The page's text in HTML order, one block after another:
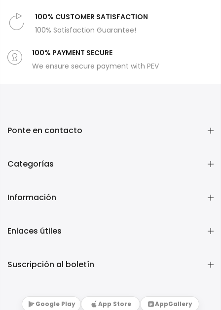
100% CUSTOMER SATISFACTION
100% Satisfaction Guarantee!
100% PAYMENT SECURE
We ensure secure payment with PEV
Ponte en contacto
Categorías
Información
Enlaces útiles
Suscripción al boletín
Google Play App Store AppGallery